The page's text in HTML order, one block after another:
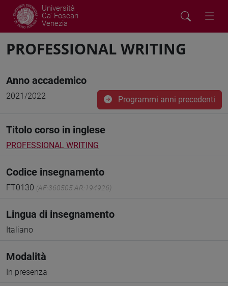
Università
Ca' Foscari
Venezia
PROFESSIONAL WRITING
Anno accademico
2021/2022 Programmi anni precedenti
Titolo corso in inglese
PROFESSIONAL WRITING
Codice insegnamento
FT0130 (AF:360505 AR:194926)
Lingua di insegnamento
Italiano
Modalità
In presenza